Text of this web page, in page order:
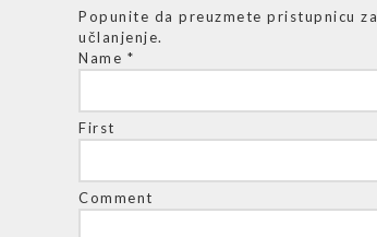
Popunite da preuzmete pristupnicu za
učlanjenje.
Name *
First
Comment